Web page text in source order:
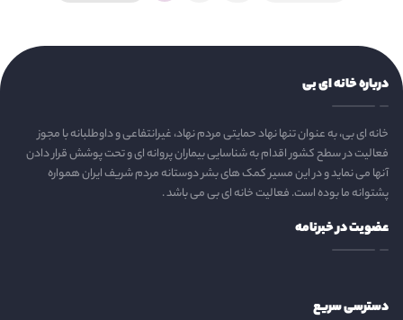
درباره خانه ای بی
خانه ای بی، به عنوان تنها نهاد حمایتی مردم نهاد، غیرانتفاعی و داوطلبانه با مجوز
فعالیت در سطح کشور اقدام به شناسایی بیماران پروانه ای و تحت پوشش قرار دادن
آنها می نماید و در این مسیر کمک های بشر دوستانه مردم شریف ایران همواره
پشتوانه ما بوده است. فعالیت خانه ای بی می باشد .
عضویت در خبرنامه
دسترسی سریع